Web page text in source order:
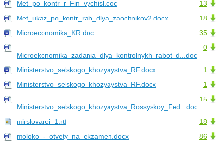
13
Met_po_kontr_r_Fin_vychisl.doc
18
Met_ukaz_po_kontr_rab_dlya_zaochnikov2.docx
35
Microeconomika_KR.doc
0
Microekonomika_zadania_dlya_kontrolnykh_rabot_d...doc
1
Ministerstvo_selskogo_khozyaystva_RF.docx
1
Ministerstvo_selskogo_khozyaystva_RF.docx
15
Ministerstvo_selskogo_khozyaystva_Rossyskoy_Fed...doc
18
mirslovarei_1.rtf
86
moloko_-_otvety_na_ekzamen.docx